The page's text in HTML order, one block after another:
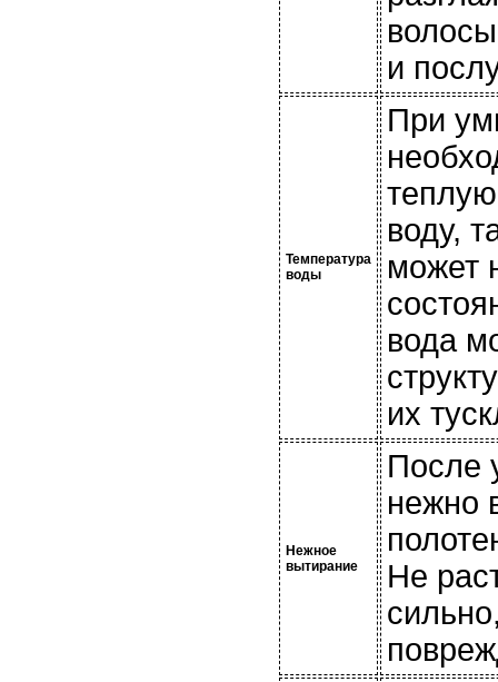
и
Температура
воды
При
воду,
может
вода
их
Нежное
вытирание
После
нежно
Не